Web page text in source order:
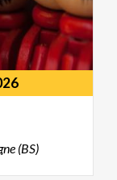
(BS)